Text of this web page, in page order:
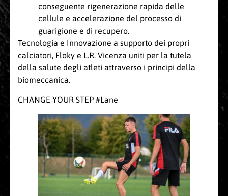
conseguente rigenerazione rapida delle
cellule e accelerazione del processo di
guarigione e di recupero.
Tecnologia e Innovazione a supporto dei propri
calciatori, Floky e L.R. Vicenza uniti per la tutela
della salute degli atleti attraverso i principi della
biomeccanica.
CHANGE YOUR STEP #Lane